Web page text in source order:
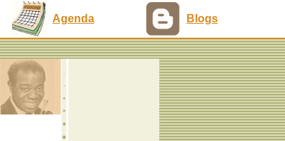
Agenda Blogs